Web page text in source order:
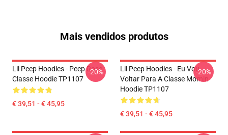
Mais vendidos produtos
Lil Peep Hoodies - Peep Rose
Classe Hoodie TP1107
€ 39,51 - € 45,95
-20%
Lil Peep Hoodies - Eu Vou
Voltar Para A Classe Mornin
Hoodie TP1107
€ 39,51 - € 45,95
-20%